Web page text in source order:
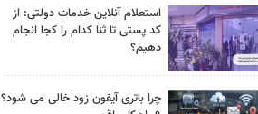
استعلام آنلاین خدمات دولتی: از
کد پستی تا ثنا کدام را کجا انجام
دهیم؟
چرا باتری آیفون زود خالی می شود؟